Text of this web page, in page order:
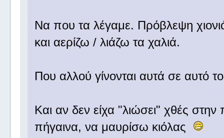
Να που τα λέγαμε. Πρόβλεψη
και αερίζω / λιάζω τα χαλιά.
Που αλλού γίνονται αυτά σε αυτό
Και αν δεν είχα "λιώσει" χθές
πήγαινα, να μαυρίσω κιόλας